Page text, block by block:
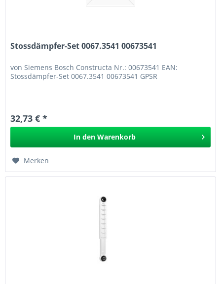
Stossdämpfer-Set 0067.3541 00673541
von Siemens Bosch Constructa Nr.: 00673541 EAN:
Stossdämpfer-Set 0067.3541 00673541 GPSR
32,73 € *
In den Warenkorb
Merken